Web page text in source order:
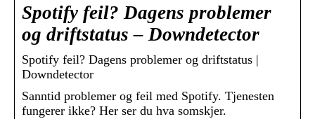
Spotify feil? Dagens problemer
og driftstatus – Downdetector
Spotify feil? Dagens problemer og driftstatus |
Downdetector
Sanntid problemer og feil med Spotify. Tjenesten
fungerer ikke? Her ser du hva somskjer.